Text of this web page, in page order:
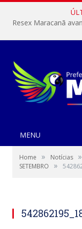
MENU
Home » Notícias »
SETEMBRO
»